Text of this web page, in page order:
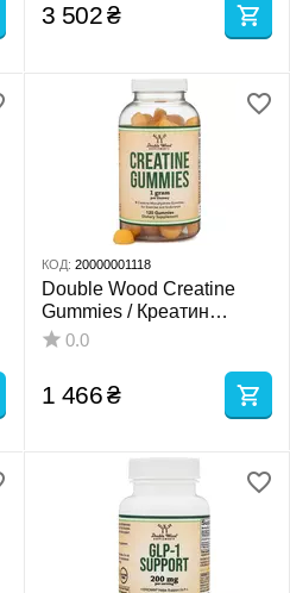
3 502₴
КОД: 20000001118
Double Wood Creatine
Gummies / Креатин
моногідрат 1 грам 120
0.0
1 466₴